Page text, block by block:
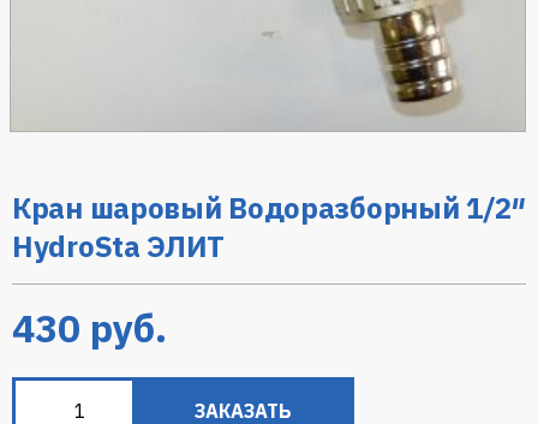
Кран шаровый Водоразборный 1/2″
HydroSta ЭЛИТ
430 руб.
ЗАКАЗАТЬ